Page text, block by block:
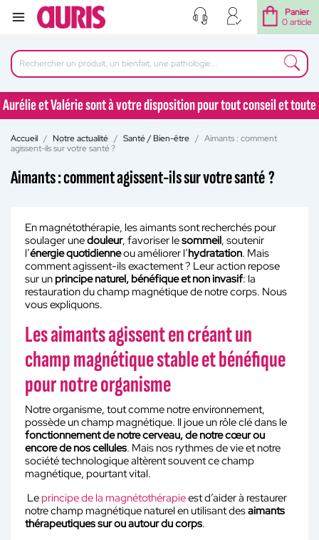
Panier
0 article
Aurélie et Valérie sont à votre disposition pour tout conseil et toute
question au 04 77 92 30 90
Aurélie et Valérie sont à votre disposition pour tout conseil et toute
Accueil Notre actualité Santé / Bien-être
Aimants : comment
agissent-ils sur votre santé ?
Aimants : comment agissent-ils sur votre santé ?
En magnétothérapie, les aimants sont recherchés pour
soulager unedouleur, favoriser lesommeil, soutenir
l’énergie quotidienneou améliorer l’hydratation. Mais
comment agissent-ils exactement ? Leur action repose
sur un principe naturel, bénéfique et non invasif: la
restauration du champ magnétique de notre corps. Nous
vous expliquons.
Les aimants agissent en créant un
champ magnétique stable et bénéfique
pour notre organisme
Notre organisme, tout comme notre environnement,
possède un champ magnétique. Il joue un rôle clé dans le
fonctionnement de notre cerveau, de notre cœur ou
encore de nos cellules. Mais nos rythmes de vie et notre
société technologique altèrent souvent ce champ
magnétique, pourtant vital.
Le principe de la magnétothérapieest d’aider à restaurer
notre champ magnétique naturel en utilisant desaimants
thérapeutiques sur ou autour du corps.